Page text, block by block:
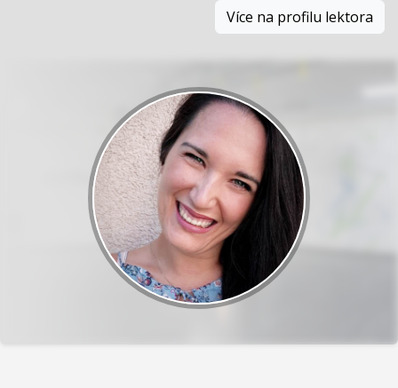
Více na profilu lektora